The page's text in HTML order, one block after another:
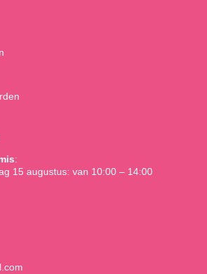
:
15 augustus: van 10:00 – 14:00